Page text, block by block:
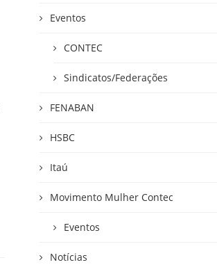
Eventos
CONTEC
Sindicatos/Federações
FENABAN
HSBC
Itaú
Movimento Mulher Contec
Eventos
Notícias